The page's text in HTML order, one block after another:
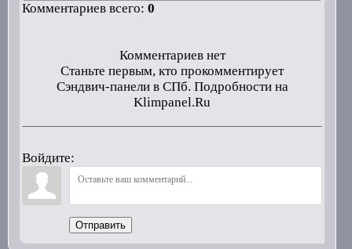
Комментариев всего: 0
Комментариев нет
Станьте первым, кто прокомментирует
Сэндвич-панели в СПб. Подробности на
Klimpanel.Ru
Войдите:
Отправить